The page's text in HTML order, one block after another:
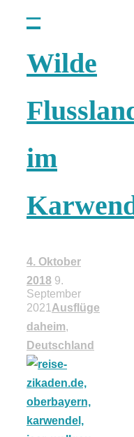
–
Wilde
im
4. Oktober
2018 9.
September
2021Ausflüge
daheim,
Deutschland